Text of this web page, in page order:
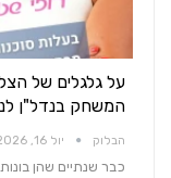
על גלגלים של
המשחק בנדל"ן
הבלוק יול 16, 2026
כבר שנתיים שהן